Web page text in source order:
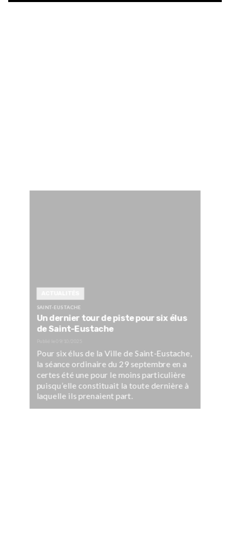
SAINT-EUSTACHE
Un dernier tour de piste pour six élus
de Saint-Eustache
Pour six élus de la Ville de Saint-Eustache,
la séance ordinaire du 29 septembre en a
certes été une pour le moins particulière
puisqu’elle constituait la toute dernière à
laquelle ils prenaient part.